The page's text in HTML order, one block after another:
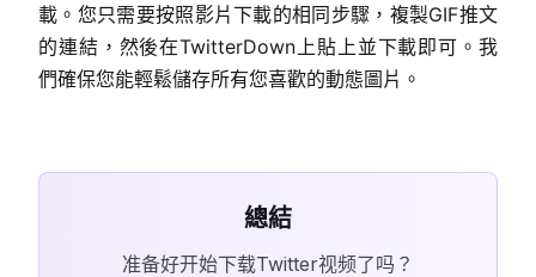
載。您只需要按照影片下載的相同步驟，複製GIF推文
的連結，然後在TwitterDown上貼上並下載即可。我
們確保您能輕鬆儲存所有您喜歡的動態圖片。
總結
准备好开始下载Twitter视频了吗？